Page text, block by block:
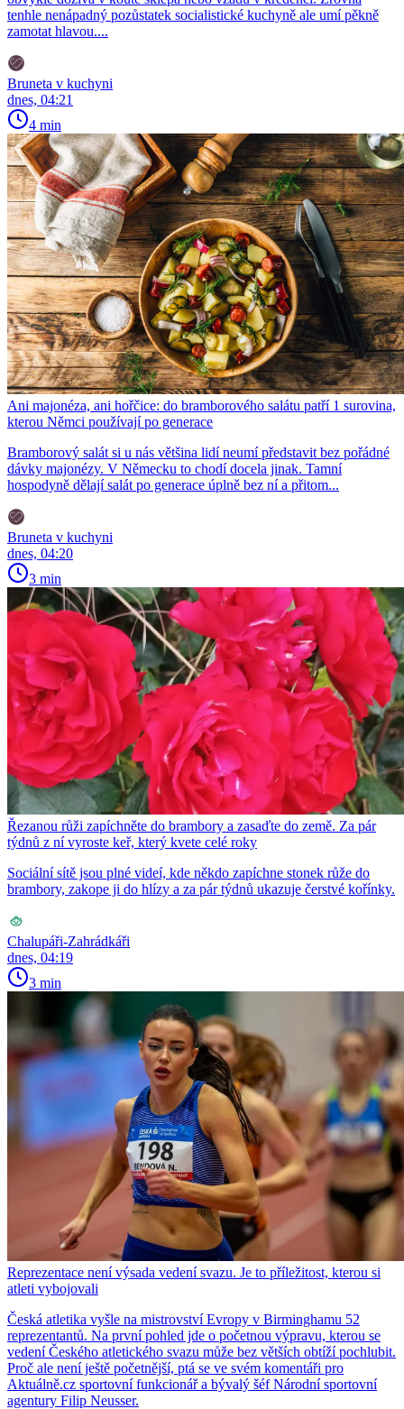
tenhle nenápadný pozůstatek socialistické kuchyně ale umí pěkně
zamotat hlavou....
Bruneta v kuchyni
dnes, 04:21
4 min
Ani majonéza, ani hořčice: do bramborového salátu patří 1 surovina,
kterou Němci používají po generace
Bramborový salát si u nás většina lidí neumí představit bez pořádné
dávky majonézy. V Německu to chodí docela jinak. Tamní
hospodyně dělají salát po generace úplně bez ní a přitom...
Bruneta v kuchyni
dnes, 04:20
3 min
Řezanou růži zapíchněte do brambory a zasaďte do země. Za pár
týdnů z ní vyroste keř, který kvete celé roky
Sociální sítě jsou plné videí, kde někdo zapíchne stonek růže do
brambory, zakope ji do hlízy a za pár týdnů ukazuje čerstvé kořínky.
Chalupáři-Zahrádkáři
dnes, 04:19
3 min
Reprezentace není výsada vedení svazu. Je to příležitost, kterou si
atleti vybojovali
Česká atletika vyšle na mistrovství Evropy v Birminghamu 52
reprezentantů. Na první pohled jde o početnou výpravu, kterou se
vedení Českého atletického svazu může bez větších obtíží pochlubit.
Proč ale není ještě početnější, ptá se ve svém komentáři pro
Aktuálně.cz sportovní funkcionář a bývalý šéf Národní sportovní
agentury Filip Neusser.